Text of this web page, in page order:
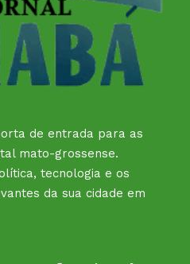
de entrada para as
mato-grossense.
tecnologia e os
da sua cidade em